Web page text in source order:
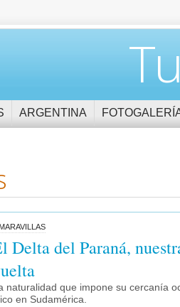
ARGENTINA
Delta del Paraná,
naturalidad que impone su cercanía
en Sudamérica.